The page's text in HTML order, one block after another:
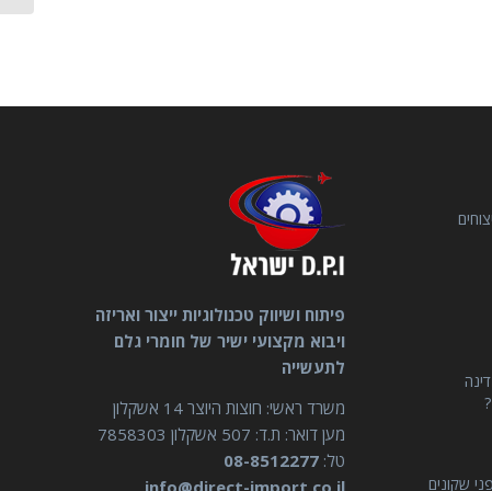
שקונים
פיתוח ושיווק טכנולוגיות ייצור ואריזה
ויבוא מקצועי ישיר של חומרי גלם
לתעשייה
משרד ראשי: חוצות היוצר 14 אשקלון
מען דואר: ת.ד: 507 אשקלון 7858303
טל: 08-8512277